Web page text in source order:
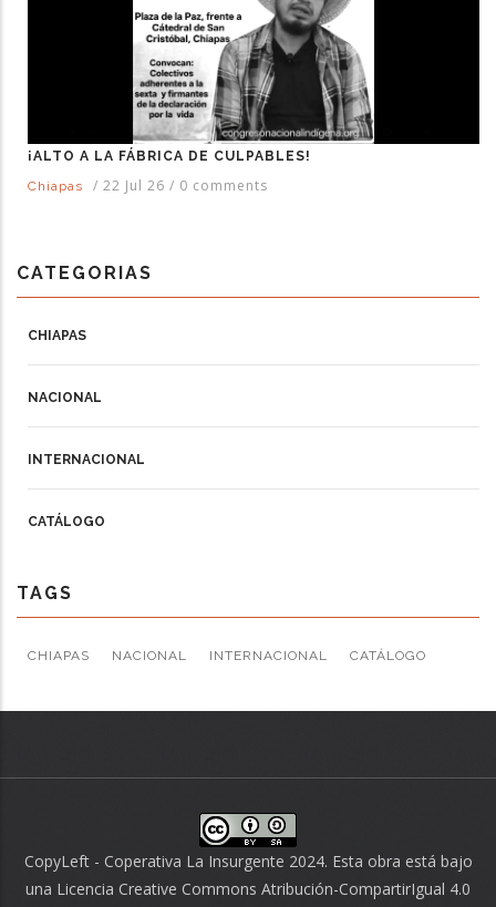
¡ALTO A LA FÁBRICA DE CULPABLES!
Chiapas
/ 22 Jul 26 / 0 comments
CATEGORIAS
CHIAPAS
NACIONAL
INTERNACIONAL
CATÁLOGO
TAGS
CHIAPAS NACIONAL INTERNACIONAL CATÁLOGO
CopyLeft - Coperativa La Insurgente 2024. Esta obra está bajo
una Licencia Creative Commons Atribución-CompartirIgual 4.0